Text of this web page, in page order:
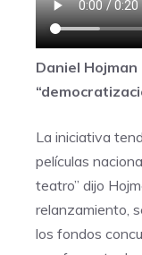
Daniel
La iniciativa
películas
teatro” dijo
relanzamiento,
los fondos